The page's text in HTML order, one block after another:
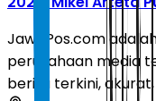
JawaPos.com
perusahaan media
berita terkini,